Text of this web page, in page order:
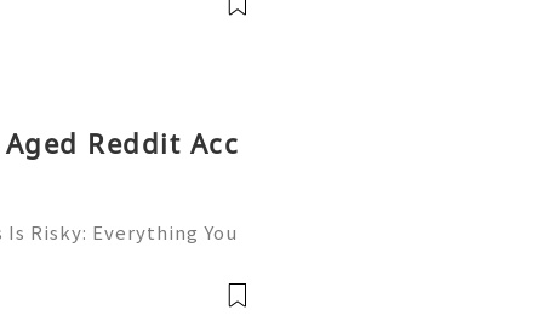
Reddit Acc
Risky: Everything You
@onlinesellusa 🎮💻
Wh